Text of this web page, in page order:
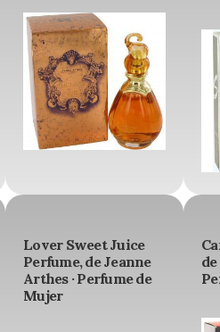
Lover Sweet Juice
Perfume, de Jeanne
Arthes · Perfume de
Mujer